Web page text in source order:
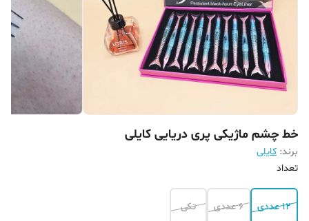
خط چشم ماژیکی پری دریایی کایلی
برند: کایلی
تعداد
12 عددی 6 عددی تکی